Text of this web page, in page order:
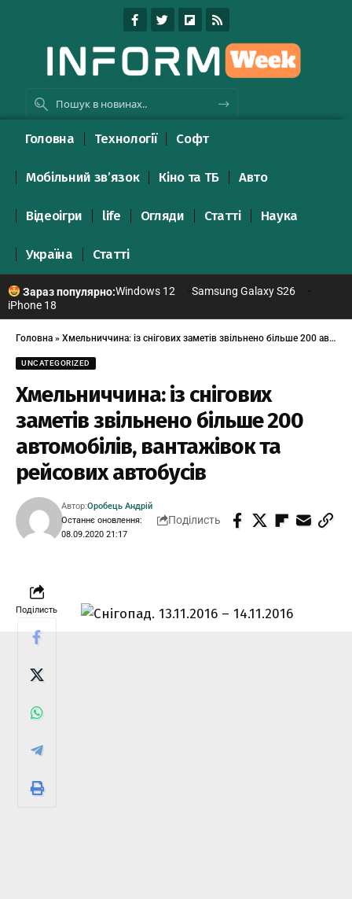
Головна Технології Софт
Мобільний зв’язок Кіно та ТБ Авто
Відеоігри life Огляди Статті Наука
Україна Статті
Зараз популярно:Windows 12
Samsung Galaxy S26
iPhone 18
Головна » Хмельниччина: із снігових заметів звільнено більше 200 автомобілів, вантажівок та рейсових автобусів
UNCATEGORIZED
Хмельниччина: із снігових
заметів звільнено більше 200
автомобілів, вантажівок та
рейсових автобусів
Останнє оновлення:
08.09.2020 21:17
Автор:Оробець Андрій
Поділисть
Поділисть